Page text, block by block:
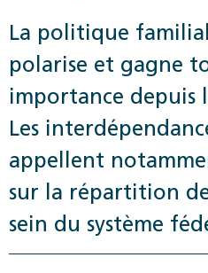
La politique
polarise et gagne
importance depuis
Les
appellent
sur la répartition
sein du système